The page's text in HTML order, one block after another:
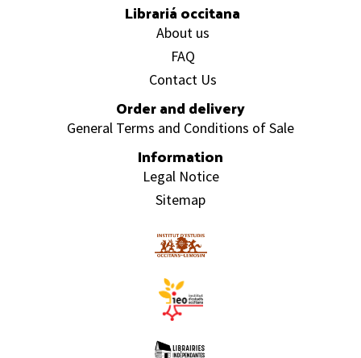
Librariá occitana
About us
FAQ
Contact Us
Order and delivery
General Terms and Conditions of Sale
Information
Legal Notice
Sitemap